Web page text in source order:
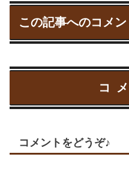
この記事へのコメン
コ
コメントをどうぞ♪